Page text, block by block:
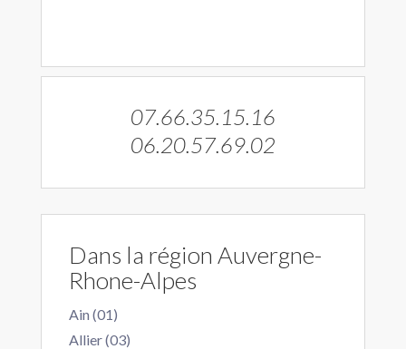
07.66.35.15.16
06.20.57.69.02
Dans la région Auvergne-
Rhone-Alpes
Ain (01)
Allier (03)